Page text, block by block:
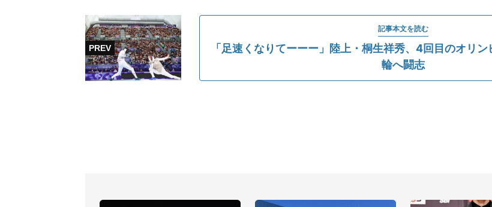
記事本文を読む
「足速くなりてーーー」陸上・桐生祥秀、4回目のオリ
輪へ闘志